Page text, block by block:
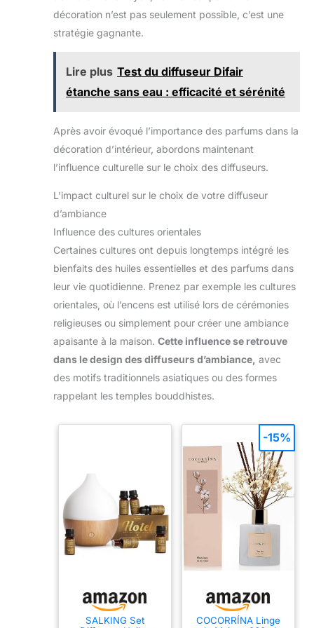
les soins à domicile, le
bureau, le camping, la
le spa. Améliorez
bonheur.
【Coffret
Cadeau Parfait】- Livré
avec une belle boîte, c'est
Noël, anniversaire,
anniversaire, vacances,
fête des pères, fête des
mères, Saint Valentin et
Remarque: Si l'emballage
ou la bouteille sont
endommagés, veuillez
contacter pour un
possible. Nous vous
sommes très
reconnaissants de votre
gentillesse.
cadeau à des amis. Profitez de l'expérience
rafraîchissante et confortable apportée par les huiles
essentielles hôtel, pour vous faire sentir plus à l'aise.
les anniversaires, les vacances, la fête des
enseignants, la fête des pères, la fête des mères, la
Saint-Valentin ou pour montrer votre appréciation à
quelqu'un. Notre ensemble comprend 14 huiles
Remarque: En cas de dommage, veuillez nous
contacter dès que possible. Merci!
décoration n’est pas seulement possible, c’est une
stratégie gagnante.
Lire plus Test du diffuseur Difair
étanche sans eau : efficacité et sérénité
Après avoir évoqué l’importance des parfums dans la
décoration d’intérieur, abordons maintenant
l’influence culturelle sur le choix des diffuseurs.
L’impact culturel sur le choix de votre diffuseur
d’ambiance
Influence des cultures orientales
Certaines cultures ont depuis longtemps intégré les
bienfaits des huiles essentielles et des parfums dans
leur vie quotidienne. Prenez par exemple les cultures
orientales, où l’encens est utilisé lors de cérémonies
religieuses ou simplement pour créer une ambiance
apaisante à la maison. Cette influence se retrouve
dans le design des diffuseurs d’ambiance, avec
des motifs traditionnels asiatiques ou des formes
rappelant les temples bouddhistes.
SALKING Set
COCORRÍNA Linge
-15%